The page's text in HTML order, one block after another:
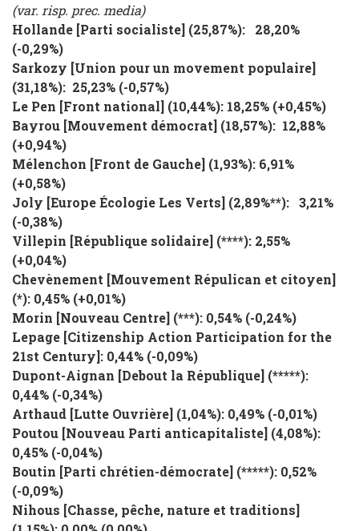
(var. risp. prec. media)
Hollande [Parti socialiste] (25,87%): 28,20%
(-0,29%)
Sarkozy [Union pour un movement populaire]
(31,18%): 25,23% (-0,57%)
Le Pen [Front national] (10,44%): 18,25% (+0,45%)
Bayrou [Mouvement démocrat] (18,57%): 12,88%
(+0,94%)
Mélenchon [Front de Gauche] (1,93%): 6,91%
(+0,58%)
Joly [Europe Écologie Les Verts] (2,89%**): 3,21%
(-0,38%)
Villepin [République solidaire] (****): 2,55%
(+0,04%)
Chevènement [Mouvement Répulican et citoyen]
(*): 0,45% (+0,01%)
Morin [Nouveau Centre] (***): 0,54% (-0,24%)
Lepage [Citizenship Action Participation for the
21st Century]: 0,44% (-0,09%)
Dupont-Aignan [Debout la République] (*****):
0,44% (-0,34%)
Arthaud [Lutte Ouvrière] (1,04%): 0,49% (-0,01%)
Poutou [Nouveau Parti anticapitaliste] (4,08%):
0,45% (-0,04%)
Boutin [Parti chrétien-démocrate] (*****): 0,52%
(-0,09%)
Nihous [Chasse, pêche, nature et traditions]